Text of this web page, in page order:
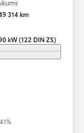
314 km
kW (122 DIN ZS)